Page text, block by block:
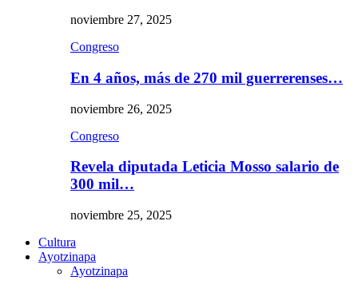
noviembre 27, 2025
Congreso
En 4 años, más de 270 mil guerrerenses…
noviembre 26, 2025
Congreso
Revela diputada Leticia Mosso salario de
300 mil…
noviembre 25, 2025
Cultura
Ayotzinapa
Ayotzinapa